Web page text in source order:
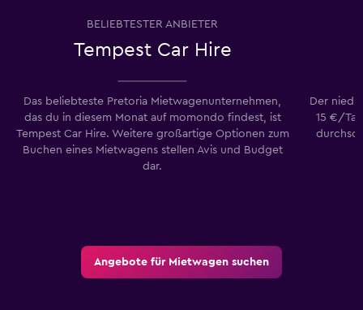
BELIEBTESTER ANBIETER
Tempest Car Hire
Das beliebteste Pretoria Mietwagenunternehmen,
das du in diesem Monat auf momondo findest, ist
Tempest Car Hire. Weitere großartige Optionen zum
Buchen eines Mietwagens stellen Avis und Budget
dar.
Der
15 €/
Angebote für Mietwagen suchen